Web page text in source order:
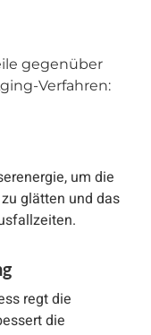
gegenüber
Verfahren:
um die
glätten und das
regt die
die